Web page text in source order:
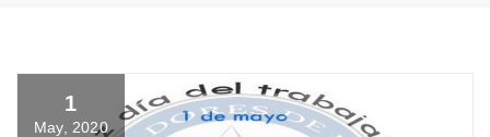
1
May, 2020